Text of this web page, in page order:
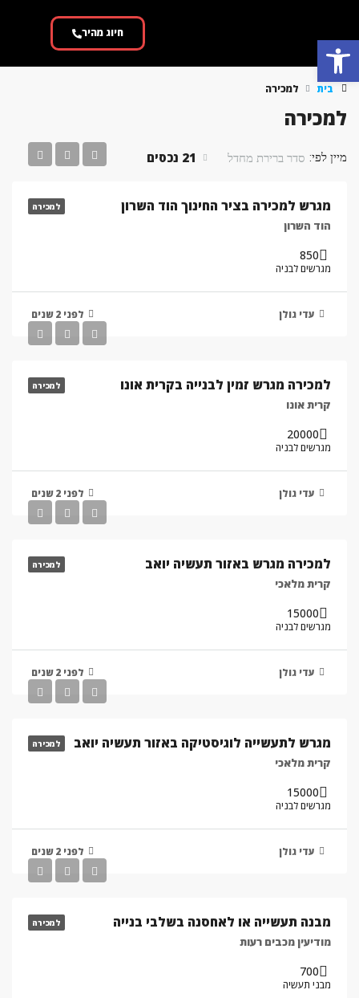
חיוג מהיר
בית למכירה
למכירה
21 נכסים מיין לפי: סדר ברירת מחדל
למכירה מגרש למכירה בציר החינוך הוד השרון
הוד השרון
850
מגרשים לבניה
עדי גולן לפני 2 שנים
למכירה למכירה מגרש זמין לבנייה בקרית אונו
קרית אונו
20000
מגרשים לבניה
עדי גולן לפני 2 שנים
למכירה למכירה מגרש באזור תעשיה יואב
קרית מלאכי
15000
מגרשים לבניה
עדי גולן לפני 2 שנים
למכירה מגרש לתעשייה לוגיסטיקה באזור תעשיה יואב
קרית מלאכי
15000
מגרשים לבניה
עדי גולן לפני 2 שנים
למכירה מבנה תעשייה או לאחסנה בשלבי בנייה
מודיעין מכבים רעות
700
מבני תעשיה
פתח סרגל נגישות